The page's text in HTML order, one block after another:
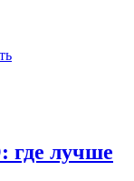
где лучше